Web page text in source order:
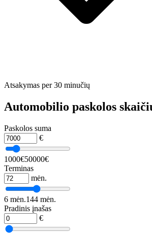
Atsakymas per 30 minučių
Automobilio paskolos
Paskolos suma
€
1000€50000€
Terminas
mėn.
6 mėn.144 mėn.
Pradinis įnašas
€